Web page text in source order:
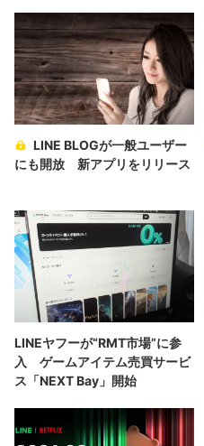
LINE BLOGが一般ユーザー
にも開放 新アプリをリリース
LINEヤフーが“RMT市場”に参
入 ゲームアイテム売買サービ
ス「NEXT Bay」開始